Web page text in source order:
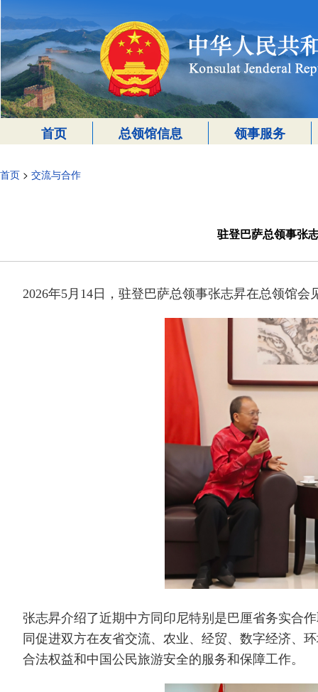
首页 总领馆信息 领事服务
首页 > 交流与合作
驻登巴萨总领事张
2026年5月14日，驻登巴萨总领事张志昇在总领馆
张志昇介绍了近期中方同印尼特别是巴厘省务实合
同促进双方在友省交流、农业、经贸、数字经济、
合法权益和中国公民旅游安全的服务和保障工作。